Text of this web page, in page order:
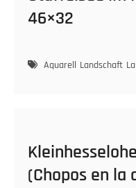
46×32
Aquarell Landschaft
(Chopos en la